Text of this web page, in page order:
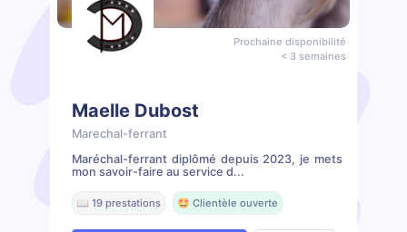
Prochaine disponibilité
< 3 semaines
Maelle Dubost
Marechal-ferrant
Maréchal-ferrant diplômé depuis 2023, je mets
mon savoir-faire au service d...
📖 19 prestations 🤩 Clientèle ouverte